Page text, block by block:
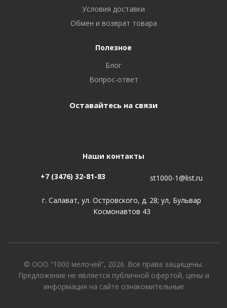
Условия доставки
Обмен и возврат товара
Полезное
Блог
Вопрос-ответ
Оставайтесь на связи
Наши контакты
+7 (3476) 32-81-83 st1000-1@list.ru
г. Салават, ул. Островского, д. 28; ул, Бульвар
Космонавтов 43
© ООО “1000 мелочей”, 2026. Все права защищены.
Предложение не является публичной офертой, цены и
информация на сайте ознакомительные